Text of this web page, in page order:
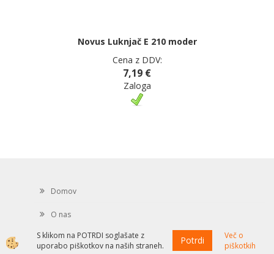
Novus Luknjač E 210 moder
Cena z DDV:
7,19 €
Zaloga
Domov
O nas
Kontakt
S klikom na POTRDI soglašate z
uporabo piškotkov na naših straneh.
Potrdi
Več o
piškotkih